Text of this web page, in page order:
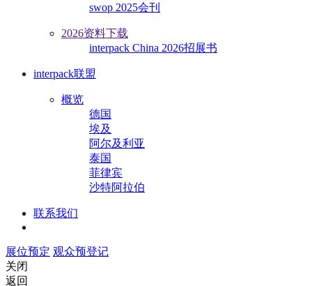
swop 2025会刊
2026资料下载
interpack China 2026招展书
interpack联盟
概览
德国
埃及
阿尔及利亚
泰国
菲律宾
沙特阿拉伯
联系我们
展位预定 观众预登记
关闭
返回